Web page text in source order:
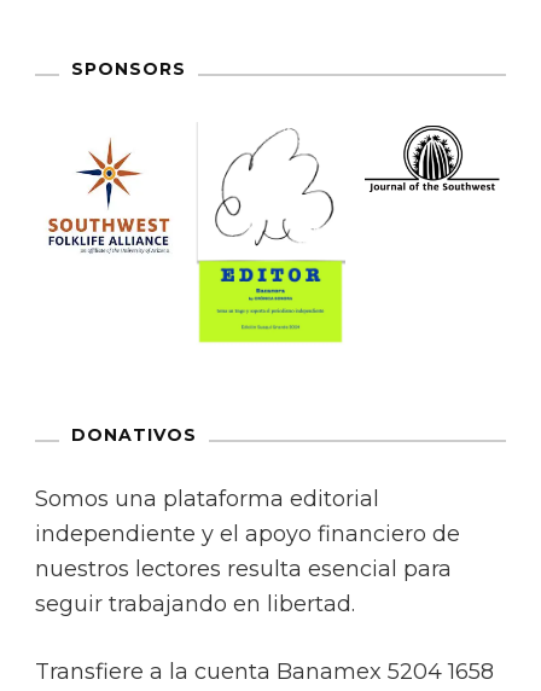
SPONSORS
DONATIVOS
Somos una plataforma editorial
independiente y el apoyo financiero de
nuestros lectores resulta esencial para
seguir trabajando en libertad.
Transfiere a la cuenta Banamex 5204 1658